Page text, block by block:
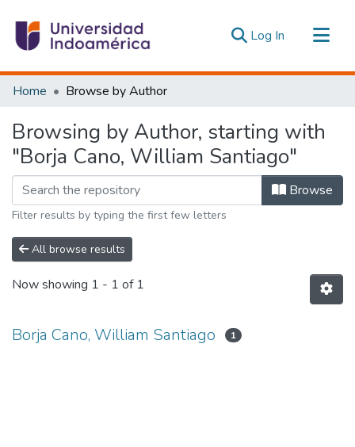
Log In (current)
Communities & Collections
Estadísticas Externas
Home Browse by Author
Browsing by Author, starting with
"Borja Cano, William Santiago"
Browse
Filter results by typing the first few letters
All browse results
Now showing 1 - 1 of 1
Borja Cano, William Santiago 1